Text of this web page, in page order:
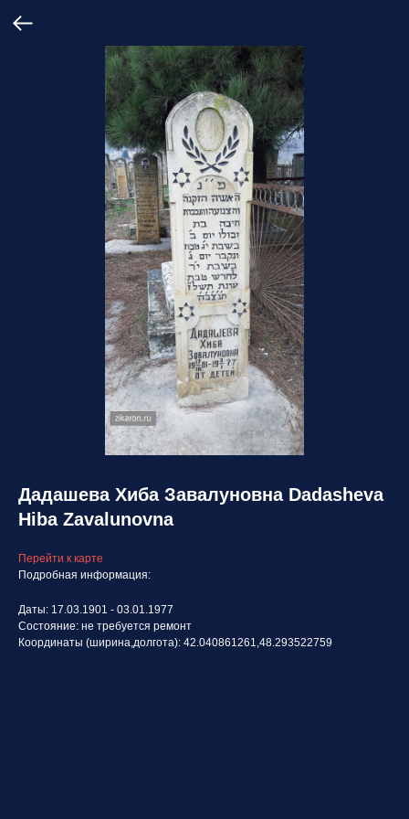
Дадашева Хиба Завалуновна Dadasheva
Hiba Zavalunovna
Перейти к карте
Подробная информация:
Даты: 17.03.1901 - 03.01.1977
Состояние: не требуется ремонт
Координаты (ширина,долгота): 42.040861261,48.293522759